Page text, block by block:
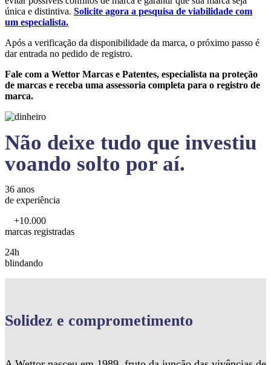
única e distintiva. Solicite agora a pesquisa de viabilidade com
um especialista.
Após a verificação da disponibilidade da marca, o próximo passo é
dar entrada no pedido de registro.
Fale com a Wettor Marcas e Patentes, especialista na proteção
de marcas e receba uma assessoria completa para o registro de
marca.
Não deixe tudo que investiu
voando solto por aí.
36 anos
de experiência
+10.000
marcas registradas
24h
blindando
Solidez e comprometimento